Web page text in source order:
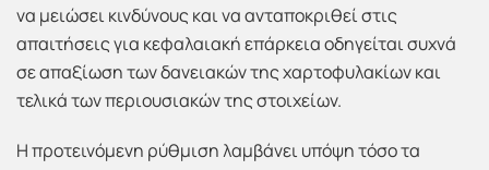
να μειώσει κινδύνους και να ανταποκριθεί στις
απαιτήσεις για κεφαλαιακή επάρκεια οδηγείται συχνά
σε απαξίωση των δανειακών της χαρτοφυλακίων και
τελικά των περιουσιακών της στοιχείων.
Η προτεινόμενη ρύθμιση λαμβάνει υπόψη τόσο τα